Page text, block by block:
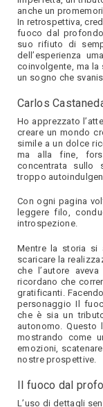
anche un
In retrospettiva,
fuoco dal
suo rifiuto di
dell’esperienza
coinvolgente, ma
un sogno che
Carlos
Ho apprezzato
creare un mondo
simile a un dolce
ma alla fine,
concentrata sullo
troppo
Con ogni pagina
leggere filo,
introspezione.
Mentre la storia si
scaricare la
che l’autore
ricordano che
gratificanti.
personaggio Il
che è sia un
autonomo. Questo
mostrando come
emozioni,
nostre prospettive.
Il fuoco dal
L’uso di dettagli